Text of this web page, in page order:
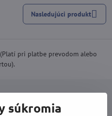
Nasledujúci produkt
(Platí pri platbe prevodom alebo
súkromia